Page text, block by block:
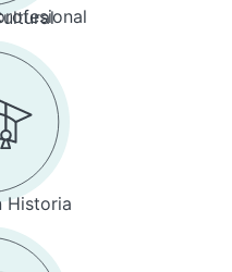
Historia